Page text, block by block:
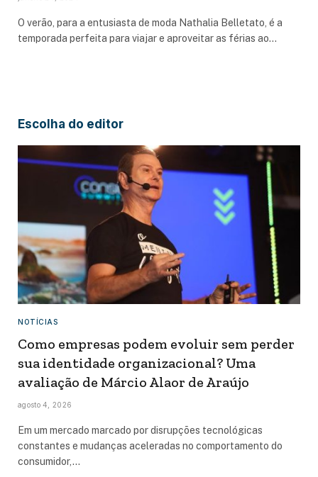
O verão, para a entusiasta de moda Nathalia Belletato, é a
temporada perfeita para viajar e aproveitar as férias ao…
Escolha do editor
NOTÍCIAS
Como empresas podem evoluir sem perder
sua identidade organizacional? Uma
avaliação de Márcio Alaor de Araújo
agosto 4, 2026
Em um mercado marcado por disrupções tecnológicas
constantes e mudanças aceleradas no comportamento do
consumidor,…